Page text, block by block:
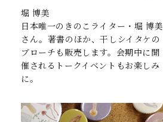
堀 博美
日本唯一のきのこライター・堀 博美
さん。著書のほか、干しシイタケの
ブローチも販売します。会期中に開
催されるトークイベントもお楽しみ
に。